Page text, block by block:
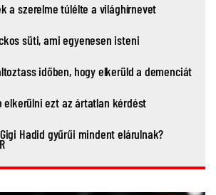
a szerelme túlélte a világhírnevet
süti, ami egyenesen isteni
időben, hogy elkerüld a demenciát
elkerülni ezt az ártatlan kérdést
Hadid gyűrűi mindent elárulnak?